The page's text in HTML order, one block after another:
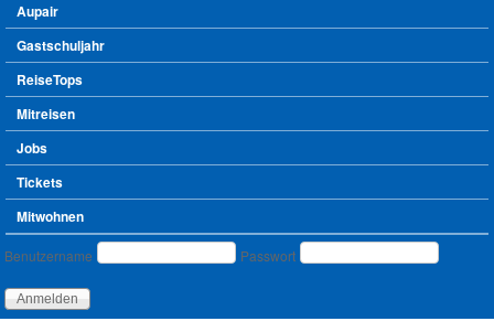
Aupair
Gastschuljahr
ReiseTops
Mitreisen
Jobs
Tickets
Mitwohnen
Benutzeranmeldung
Benutzername Passwort